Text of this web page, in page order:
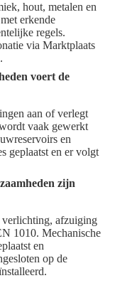
hout, metalen en
erkende
regels.
via Marktplaats
voert de
aan of verlegt
vaak gewerkt
en
geplaatst en er volgt
zijn
verlichting, afzuiging
1010. Mechanische
en
op de